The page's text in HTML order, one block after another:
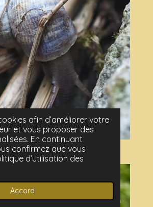
afin d’améliorer votre
et vous proposer des
En continuant
confirmez que vous
d’utilisation des
Accord